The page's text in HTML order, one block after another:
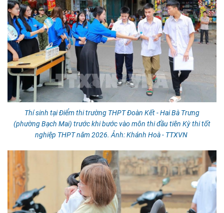
Thí sinh tại Điểm thi trường THPT Đoàn Kết - Hai Bà Trưng
(phường Bạch Mai) trước khi bước vào môn thi đầu tiên Kỳ thi tốt
nghiệp THPT năm 2026. Ảnh: Khánh Hoà - TTXVN